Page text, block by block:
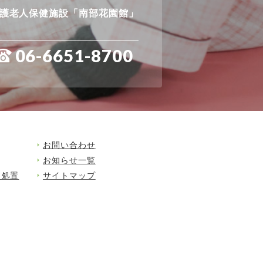
老人保健施設「南部花園館」
06-6651-8700
置
お問い合わせ
お知らせ一覧
サイトマップ